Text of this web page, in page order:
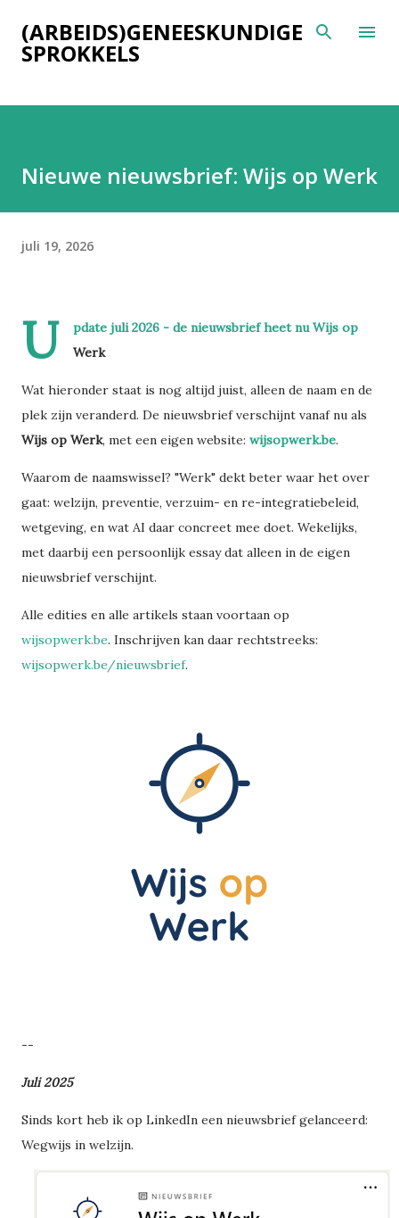
Doorgaan naar hoofdcontent
(ARBEIDS)GENEESKUNDIGE
SPROKKELS
Nieuwe nieuwsbrief: Wijs op Werk
juli 19, 2026
U
pdate juli 2026 - de nieuwsbrief heet nu Wijs op
Werk
Wat hieronder staat is nog altijd juist, alleen de naam en de
plek zijn veranderd. De nieuwsbrief verschijnt vanaf nu als
Wijs op Werk, met een eigen website: wijsopwerk.be.
Waarom de naamswissel? "Werk" dekt beter waar het over
gaat: welzijn, preventie, verzuim- en re-integratiebeleid,
wetgeving, en wat AI daar concreet mee doet. Wekelijks,
met daarbij een persoonlijk essay dat alleen in de eigen
nieuwsbrief verschijnt.
Alle edities en alle artikels staan voortaan op
wijsopwerk.be. Inschrijven kan daar rechtstreeks:
wijsopwerk.be/nieuwsbrief.
--
Juli 2025
Sinds kort heb ik op LinkedIn een nieuwsbrief gelanceerd:
Wegwijs in welzijn.